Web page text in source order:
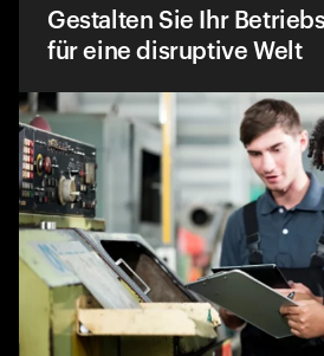
Gestalten Sie Ihr
für eine disruptive Welt